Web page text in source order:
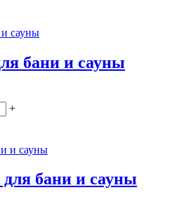
бани и сауны
+
бани и сауны